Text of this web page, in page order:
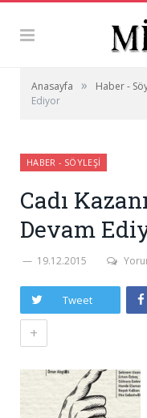
Anasayfa » Haber -
Ediyor
HABER - SÖYLEŞI
Cadı
Devam
19.12.2015
Tweet
+